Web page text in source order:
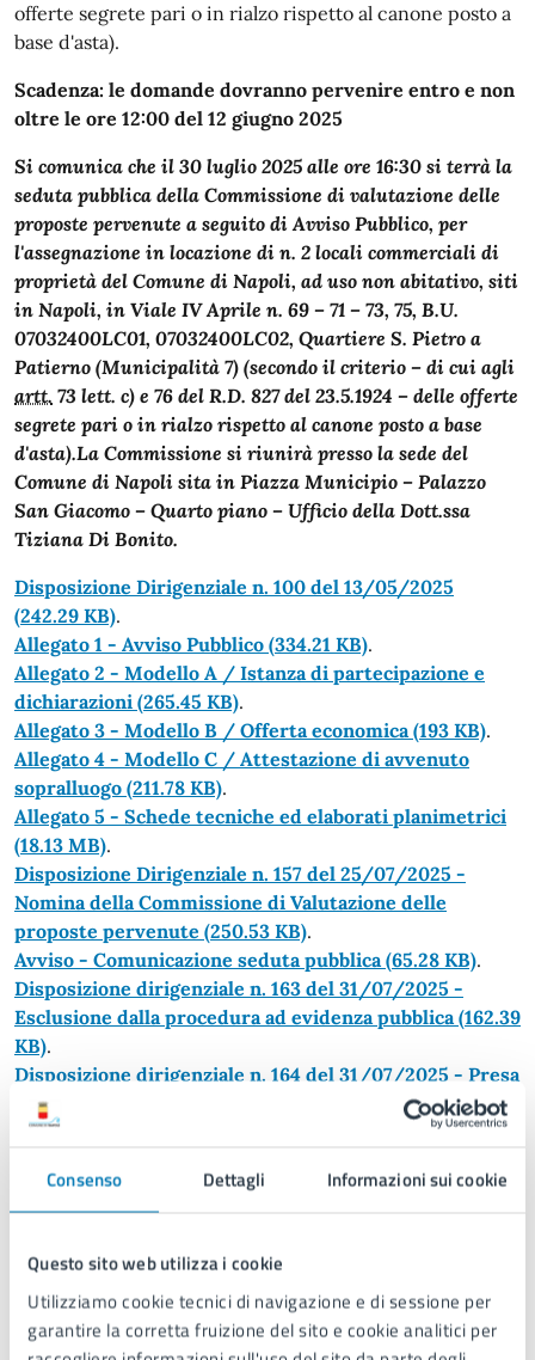
Consenso Dettagli Informazioni sui cookie
Questo sito web utilizza i cookie
Utilizziamo cookie tecnici di navigazione e di sessione per
garantire la corretta fruizione del sito e cookie analitici per
offerte segrete pari o in rialzo rispetto al canone posto a
base d'asta).
Scadenza: le domande dovranno pervenire entro e non
oltre le ore 12:00 del 12 giugno 2025
Si comunica che il 30 luglio 2025 alle ore 16:30 si terrà la
seduta pubblica della Commissione di valutazione delle
proposte pervenute a seguito di Avviso Pubblico, per
l'assegnazione in locazione di n. 2 locali commerciali di
proprietà del Comune di Napoli, ad uso non abitativo, siti
in Napoli, in Viale IV Aprile n. 69 – 71 – 73, 75, B.U.
07032400LC01, 07032400LC02, Quartiere S. Pietro a
Patierno (Municipalità 7) (secondo il criterio – di cui agli
artt. 73 lett. c) e 76 del R.D. 827 del 23.5.1924 – delle offerte
segrete pari o in rialzo rispetto al canone posto a base
d'asta).La Commissione si riunirà presso la sede del
Comune di Napoli sita in Piazza Municipio – Palazzo
San Giacomo – Quarto piano – Ufficio della Dott.ssa
Tiziana Di Bonito.
Disposizione Dirigenziale n. 100 del 13/05/2025
(242.29 KB).
Allegato 1 - Avviso Pubblico (334.21 KB).
Allegato 2 - Modello A / Istanza di partecipazione e
dichiarazioni (265.45 KB).
Allegato 3 - Modello B / Offerta economica(193 KB).
Allegato 4 - Modello C / Attestazione di avvenuto
sopralluogo (211.78 KB).
Allegato 5 - Schede tecniche ed elaborati planimetrici
(18.13 MB).
Disposizione Dirigenziale n. 157 del 25/07/2025 -
Nomina della Commissione di Valutazione delle
proposte pervenute (250.53 KB).
Avviso - Comunicazione seduta pubblica(65.28 KB).
Disposizione dirigenziale n. 163 del 31/07/2025 -
Esclusione dalla procedura ad evidenza pubblica(162.39
KB).
Disposizione dirigenziale n. 164 del 31/07/2025 - Presa
d’atto dei lavori della Commissione di Gara,
approvazione della graduatoria e relativa
Disposizione Dirigenziale n 218 del 28/10/2025 -
Assegnazione immobili Viale IV Aprile nn. 69 – 71 – 73
Assegnazione immobile Viale IV Aprile n. 75
Pubblicato il 14/05/2025